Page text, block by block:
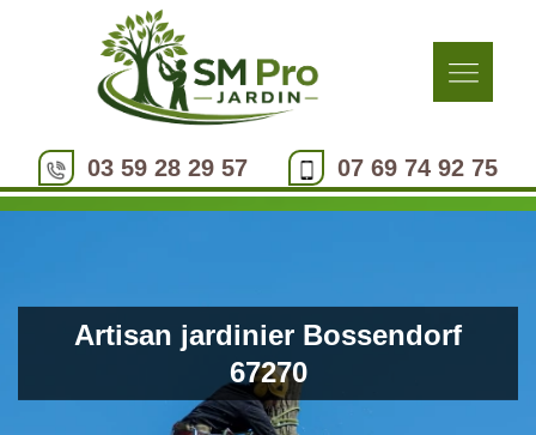
03 59 28 29 57 07 69 74 92 75
Artisan jardinier Bossendorf
67270